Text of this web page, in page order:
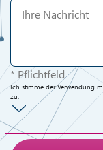
* Pflichtfeld
Ich stimme der Verwendung
zu.